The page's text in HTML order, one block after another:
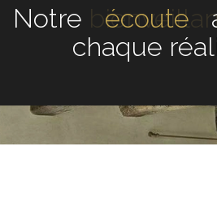
Notreécoute
chaque